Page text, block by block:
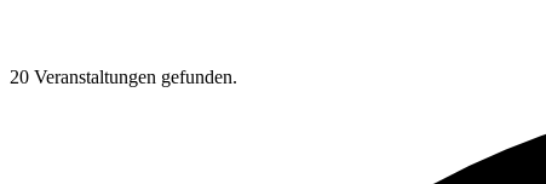
20 Veranstaltungen gefunden.